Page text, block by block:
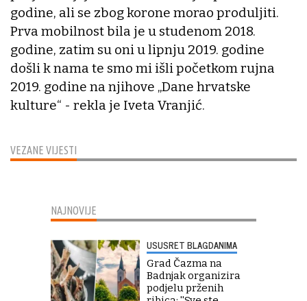
VEZANE VIJESTI
godine, ali se zbog korone morao produljiti.
Prva mobilnost bila je u studenom 2018.
godine, zatim su oni u lipnju 2019. godine
došli k nama te smo mi išli početkom rujna
2019. godine na njihove „Dane hrvatske
kulture“ - rekla je Iveta Vranjić.
NAJNOVIJE
USUSRET BLAGDANIMA
Grad Čazma na
Badnjak organizira
podjelu prženih